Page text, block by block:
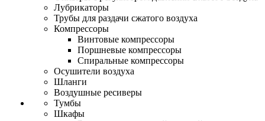
Лубрикаторы
Трубы для раздачи сжатого воздуха
Компрессоры
Винтовые компрессоры
Поршневые компрессоры
Спиральные компрессоры
Осушители воздуха
Шланги
Воздушные ресиверы
Тумбы
Шкафы